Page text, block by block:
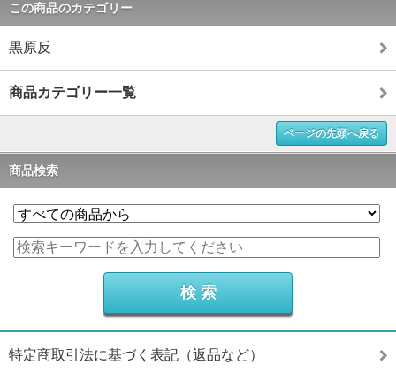
この商品のカテゴリー
黒原反
商品カテゴリー一覧
ページの先頭へ戻る
商品検索
特定商取引法に基づく表記（返品など）